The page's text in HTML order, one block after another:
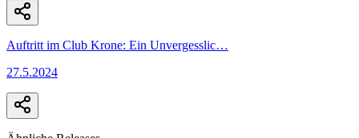
Auftritt im Club Krone: Ein Unvergesslic…
27.5.2024